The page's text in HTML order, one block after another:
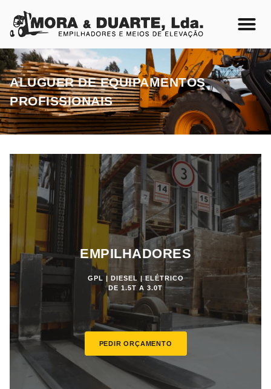
ALUGUER DE EQUIPAMENTOS
PROFISSIONAIS
EMPILHADORES
GPL | DIESEL | ELÉTRICO
DE 1.5T A 3.0T
PEDIR ORÇAMENTO